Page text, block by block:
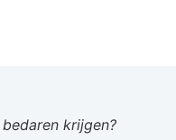
krijgen?